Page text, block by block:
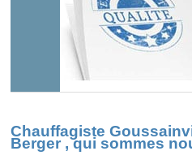
Chauffagiste
Berger , qui sommes